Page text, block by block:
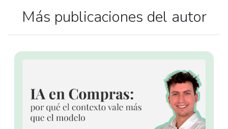
Más publicaciones del autor